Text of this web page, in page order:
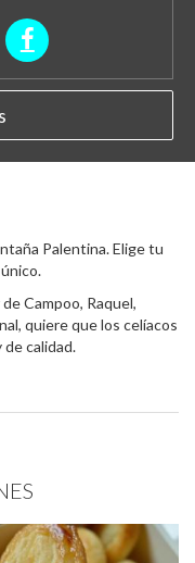
Palentina. Elige tu
Campoo, Raquel,
quiere que los celíacos
calidad.